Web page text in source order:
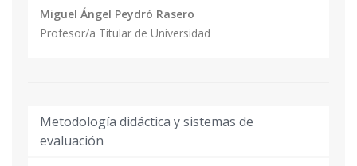
Miguel Ángel Peydró Rasero
Profesor/a Titular de Universidad
Metodología didáctica y sistemas de
evaluación